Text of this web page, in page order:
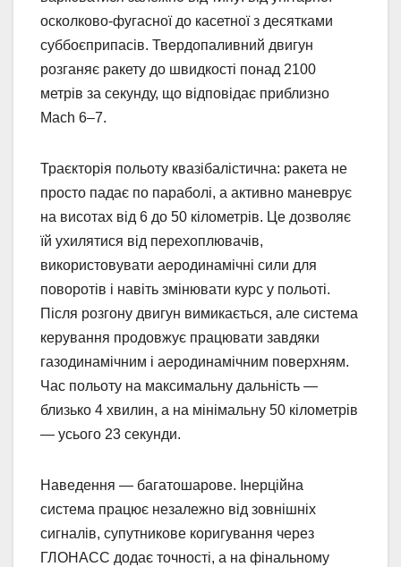
осколково-фугасної до касетної з десятками
суббоєприпасів. Твердопаливний двигун
розганяє ракету до швидкості понад 2100
метрів за секунду, що відповідає приблизно
Mach 6–7.
Траєкторія польоту квазібалістична: ракета не
просто падає по параболі, а активно маневрує
на висотах від 6 до 50 кілометрів. Це дозволяє
їй ухилятися від перехоплювачів,
використовувати аеродинамічні сили для
поворотів і навіть змінювати курс у польоті.
Після розгону двигун вимикається, але система
керування продовжує працювати завдяки
газодинамічним і аеродинамічним поверхням.
Час польоту на максимальну дальність —
близько 4 хвилин, а на мінімальну 50 кілометрів
— усього 23 секунди.
Наведення — багатошарове. Інерційна
система працює незалежно від зовнішніх
сигналів, супутникове коригування через
ГЛОНАСС додає точності, а на фінальному